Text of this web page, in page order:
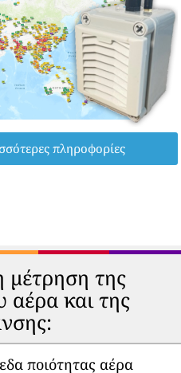
πληροφορίες
μέτρηση της
αέρα και της
ποιότητας αέρα